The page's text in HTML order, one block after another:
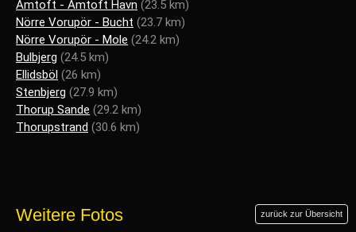
Amtoft - Amtoft Havn (23.5 km)
Nörre Vorupör - Bucht (23.7 km)
Nörre Vorupör - Mole (24.2 km)
Bulbjerg (24.5 km)
Ellidsböl (26 km)
Stenbjerg (27.9 km)
Thorup Sande (29.2 km)
Thorupstrand (30.6 km)
Weitere Fotos zurück zur Übersicht